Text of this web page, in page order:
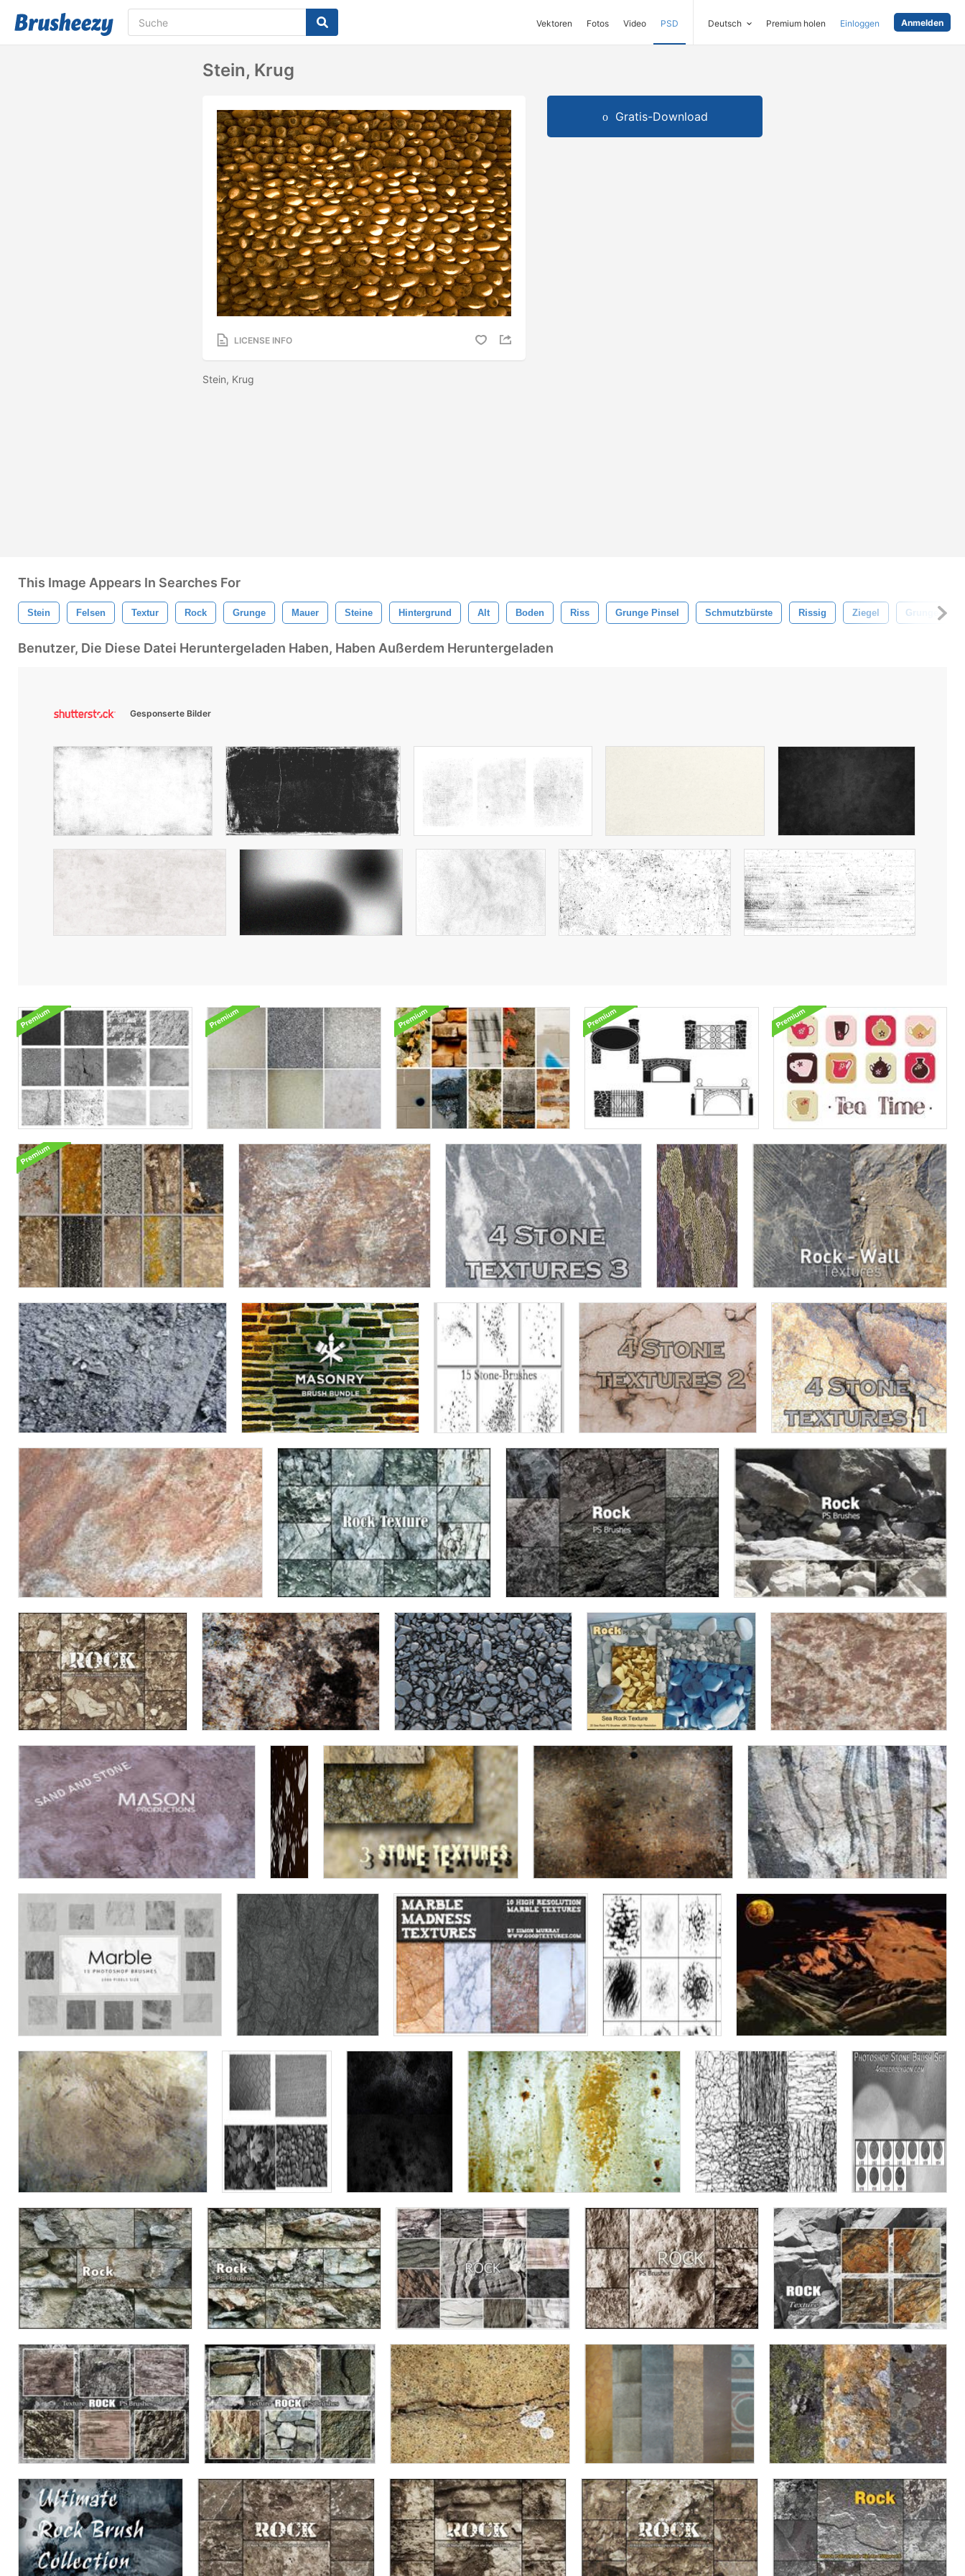
Vektoren Fotos Video PSD Deutsch Premium holen Einloggen Anmelden
Stein, Krug
LICENSE INFO
Stein, Krug
Gratis-Download
This Image Appears In Searches For
Stein Felsen Textur Rock Grunge Mauer Steine Hintergrund Alt Boden Riss Grunge Pinsel Schmutzbürste Rissig Ziegel Grunge-
Benutzer, Die Diese Datei Heruntergeladen Haben, Haben Außerdem Heruntergeladen
Gesponserte Bilder